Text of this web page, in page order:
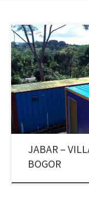
JABAR –
BOGOR